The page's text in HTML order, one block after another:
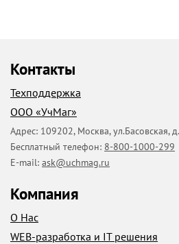
Контакты
Техподдержка
ООО «УчМаг»
Адрес: 109202, Москва,ул.Басовская,
Бесплатный телефон: 8-800-1000-299
E-mail: ask@uchmag.ru
Компания
О Нас
WEB-разработка и IT решения